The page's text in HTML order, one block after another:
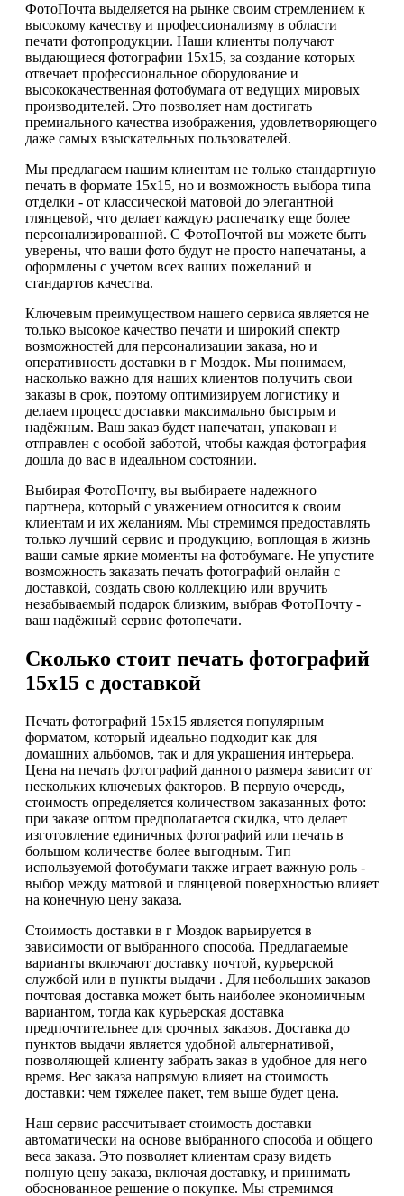
ФотоПочта выделяется на рынке своим стремлением к
высокому качеству и профессионализму в области
печати фотопродукции. Наши клиенты получают
выдающиеся фотографии 15х15, за создание которых
отвечает профессиональное оборудование и
высококачественная фотобумага от ведущих мировых
производителей. Это позволяет нам достигать
премиального качества изображения, удовлетворяющего
даже самых взыскательных пользователей.
Мы предлагаем нашим клиентам не только стандартную
печать в формате 15х15, но и возможность выбора типа
отделки - от классической матовой до элегантной
глянцевой, что делает каждую распечатку еще более
персонализированной. С ФотоПочтой вы можете быть
уверены, что ваши фото будут не просто напечатаны, а
оформлены с учетом всех ваших пожеланий и
стандартов качества.
Ключевым преимуществом нашего сервиса является не
только высокое качество печати и широкий спектр
возможностей для персонализации заказа, но и
оперативность доставки в г Моздок. Мы понимаем,
насколько важно для наших клиентов получить свои
заказы в срок, поэтому оптимизируем логистику и
делаем процесс доставки максимально быстрым и
надёжным. Ваш заказ будет напечатан, упакован и
отправлен с особой заботой, чтобы каждая фотография
дошла до вас в идеальном состоянии.
Выбирая ФотоПочту, вы выбираете надежного
партнера, который с уважением относится к своим
клиентам и их желаниям. Мы стремимся предоставлять
только лучший сервис и продукцию, воплощая в жизнь
ваши самые яркие моменты на фотобумаге. Не упустите
возможность заказать печать фотографий онлайн с
доставкой, создать свою коллекцию или вручить
незабываемый подарок близким, выбрав ФотоПочту -
ваш надёжный сервис фотопечати.
Сколько стоит печать фотографий
15х15 с доставкой
Печать фотографий 15х15 является популярным
форматом, который идеально подходит как для
домашних альбомов, так и для украшения интерьера.
Цена на печать фотографий данного размера зависит от
нескольких ключевых факторов. В первую очередь,
стоимость определяется количеством заказанных фото:
при заказе оптом предполагается скидка, что делает
изготовление единичных фотографий или печать в
большом количестве более выгодным. Тип
используемой фотобумаги также играет важную роль -
выбор между матовой и глянцевой поверхностью влияет
на конечную цену заказа.
Стоимость доставки в г Моздок варьируется в
зависимости от выбранного способа. Предлагаемые
варианты включают доставку почтой, курьерской
службой или в пункты выдачи . Для небольших заказов
почтовая доставка может быть наиболее экономичным
вариантом, тогда как курьерская доставка
предпочтительнее для срочных заказов. Доставка до
пунктов выдачи является удобной альтернативой,
позволяющей клиенту забрать заказ в удобное для него
время. Вес заказа напрямую влияет на стоимость
доставки: чем тяжелее пакет, тем выше будет цена.
Наш сервис рассчитывает стоимость доставки
автоматически на основе выбранного способа и общего
веса заказа. Это позволяет клиентам сразу видеть
полную цену заказа, включая доставку, и принимать
обоснованное решение о покупке. Мы стремимся